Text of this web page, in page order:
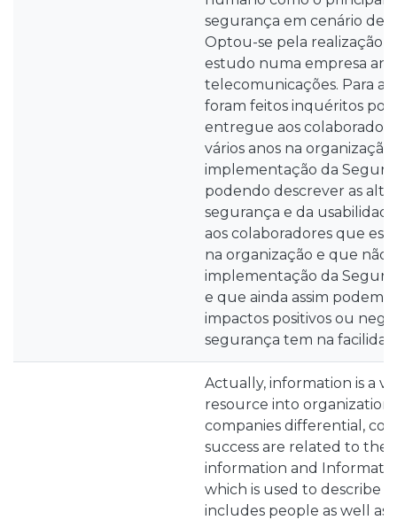
segurança em cenário de
Optou-se pela realização
estudo numa empresa
telecomunicações. Para a
foram feitos inquéritos por
entregue aos
vários anos na
implementação da
podendo descrever as
segurança e da
aos colaboradores que
na organização e que não
implementação da
e que ainda assim podem
impactos positivos ou
segurança tem na
Actually, information is a
resource into
companies differential,
success are related to the
information and
which is used to describe
includes people as well as